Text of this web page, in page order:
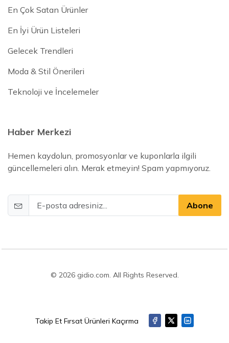
En Çok Satan Ürünler
En İyi Ürün Listeleri
Gelecek Trendleri
Moda & Stil Önerileri
Teknoloji ve İncelemeler
Haber Merkezi
Hemen kaydolun, promosyonlar ve kuponlarla ilgili
güncellemeleri alın. Merak etmeyin! Spam yapmıyoruz.
Abone
© 2026 gidio.com. All Rights Reserved.
Takip Et Fırsat Ürünleri Kaçırma